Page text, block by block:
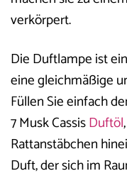
verkörpert.
Die Duftlampe ist
eine gleichmäßige
Füllen Sie einfach
7 Musk CassisDuftöl
Rattanstäbchen
Duft, der sich im